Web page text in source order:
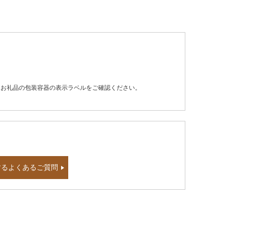
品の包装容器の表示ラベルをご確認ください。
よくあるご質問